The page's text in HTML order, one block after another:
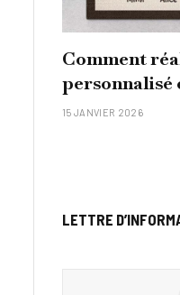
Comment
personnalisé
famille ?
15 JANVIER 2026
LETTRE